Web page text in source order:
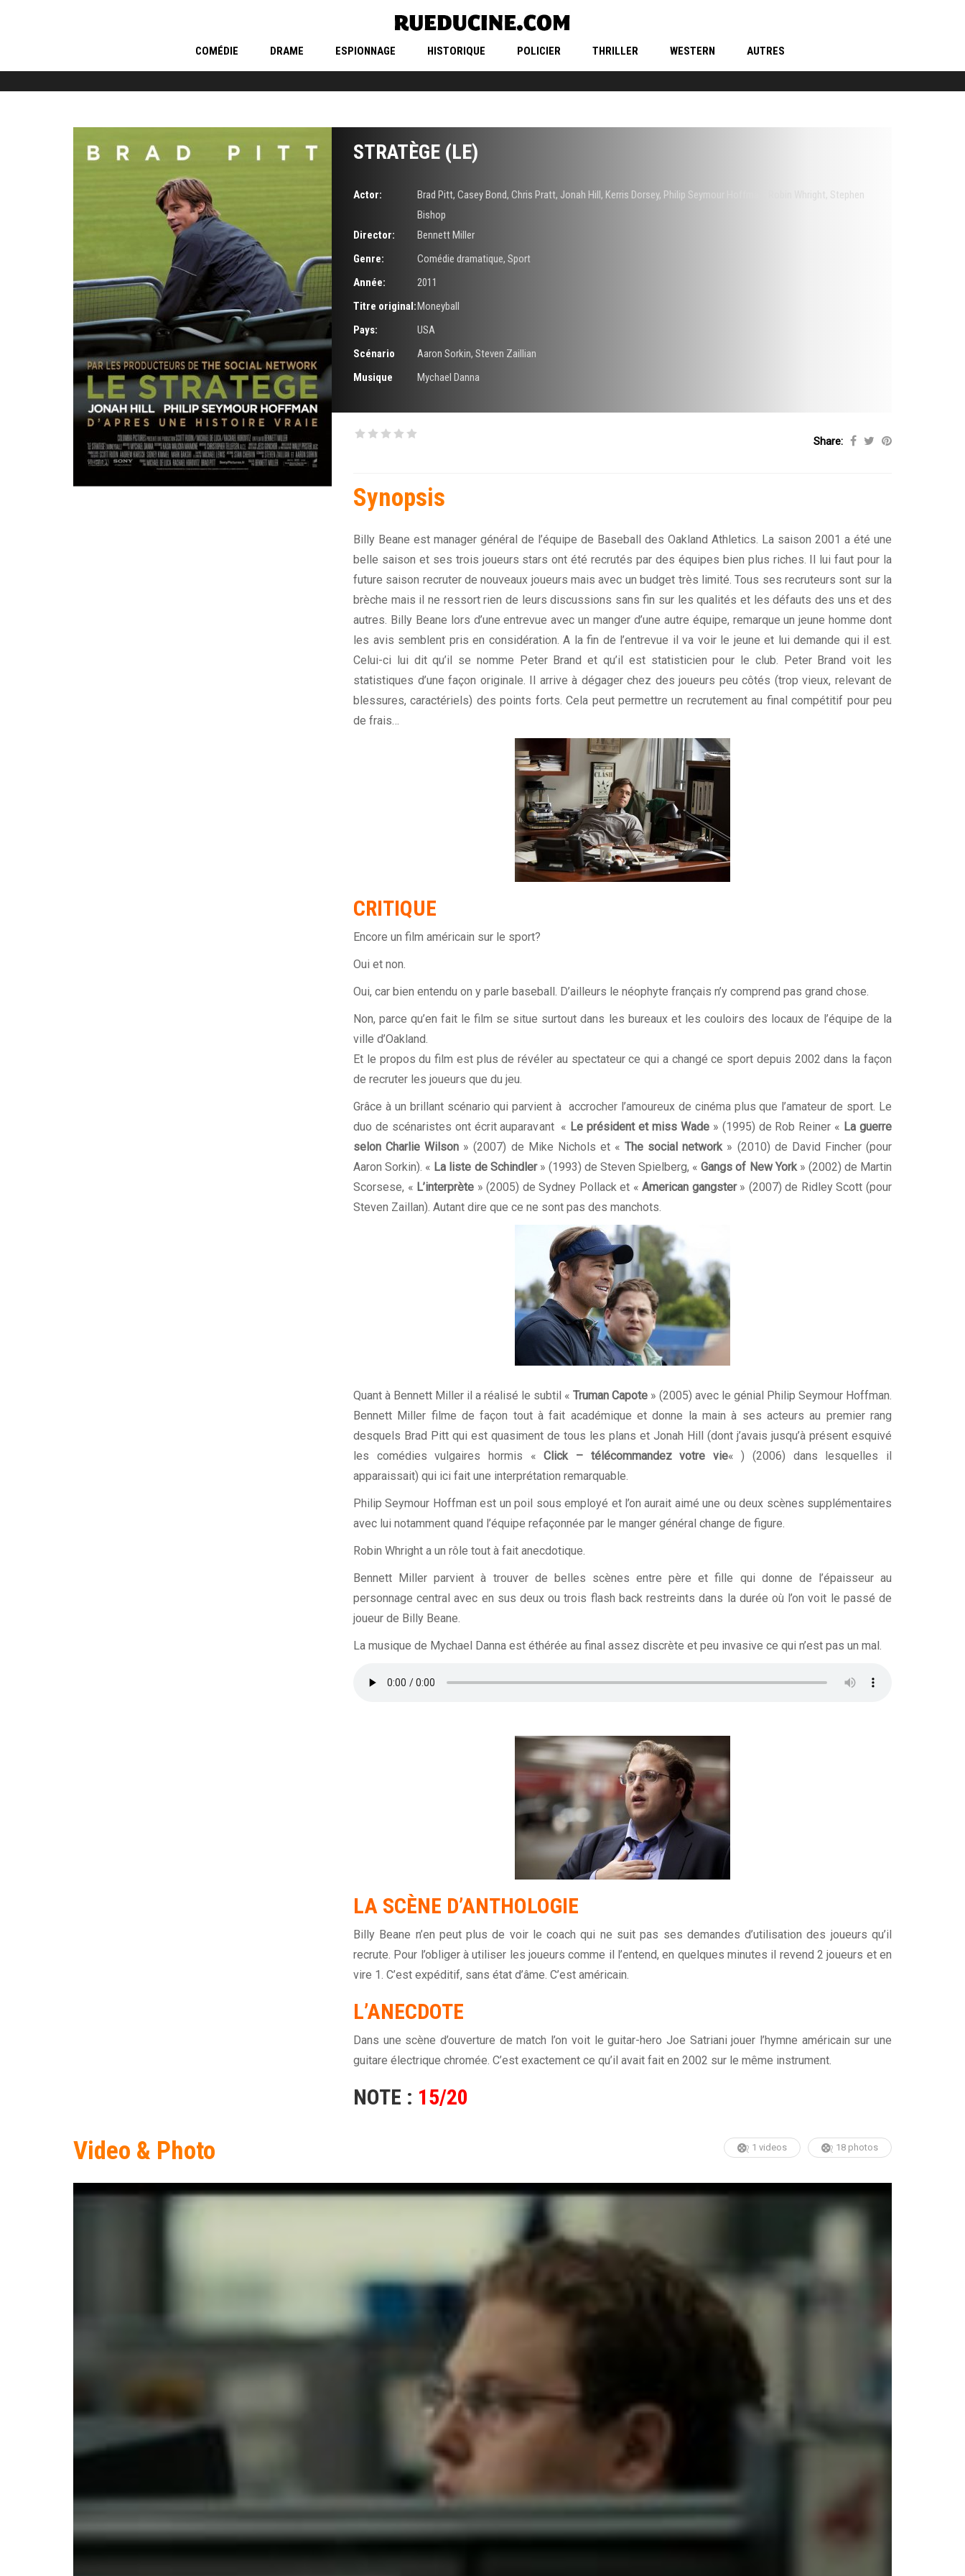
COMÉDIE DRAME ESPIONNAGE HISTORIQUE POLICIER THRILLER WESTERN AUTRES
STRATÈGE (LE)
Actor: Brad Pitt, Casey Bond, Chris Pratt, Jonah Hill, Kerris Dorsey, Philip Seymour Hoffman Robin Whright, Stephen
Bishop
Director:
Bennett Miller
Genre:
Comédie dramatique, Sport
Année:
2011
Titre original:Moneyball
Pays:
USA
Scénario
Aaron Sorkin, Steven Zaillian
Musique
Mychael Danna
Share:
Synopsis
Billy Beane est manager général de l’équipe de Baseball des Oakland Athletics. La saison 2001 a été une
belle saison et ses trois joueurs stars ont été recrutés par des équipes bien plus riches. Il lui faut pour la
future saison recruter de nouveaux joueurs mais avec un budget très limité. Tous ses recruteurs sont sur la
brèche mais il ne ressort rien de leurs discussions sans fin sur les qualités et les défauts des uns et des
autres. Billy Beane lors d’une entrevue avec un manger d’une autre équipe, remarque un jeune homme dont
les avis semblent pris en considération. A la fin de l’entrevue il va voir le jeune et lui demande qui il est.
Celui-ci lui dit qu’il se nomme Peter Brand et qu’il est statisticien pour le club. Peter Brand voit les
statistiques d’une façon originale. Il arrive à dégager chez des joueurs peu côtés (trop vieux, relevant de
blessures, caractériels) des points forts. Cela peut permettre un recrutement au final compétitif pour peu
de frais…
CRITIQUE
Encore un film américain sur le sport?
Oui et non.
Oui, car bien entendu on y parle baseball. D’ailleurs le néophyte français n’y comprend pas grand chose.
Non, parce qu’en fait le film se situe surtout dans les bureaux et les couloirs des locaux de l’équipe de la
ville d’Oakland.
Et le propos du film est plus de révéler au spectateur ce qui a changé ce sport depuis 2002 dans la façon
de recruter les joueurs que du jeu.
Grâce à un brillant scénario qui parvient à accrocher l’amoureux de cinéma plus que l’amateur de sport. Le
duo de scénaristes ont écrit auparavant « Le président et miss Wade» (1995) de Rob Reiner « La guerre
selon Charlie Wilson » (2007) de Mike Nichols et «The social network» (2010) de David Fincher (pour
Aaron Sorkin). « La liste de Schindler» (1993) de Steven Spielberg, «Gangs of New York» (2002) de Martin
Scorsese, « L’interprète » (2005) de Sydney Pollack et «American gangster» (2007) de Ridley Scott (pour
Steven Zaillan). Autant dire que ce ne sont pas des manchots.
Quant à Bennett Miller il a réalisé le subtil « Truman Capote » (2005) avec le génial Philip Seymour Hoffman.
Bennett Miller filme de façon tout à fait académique et donne la main à ses acteurs au premier rang
desquels Brad Pitt qui est quasiment de tous les plans et Jonah Hill (dont j’avais jusqu’à présent esquivé
les comédies vulgaires hormis «Click – télécommandez votre vie« ) (2006) dans lesquelles il
apparaissait) qui ici fait une interprétation remarquable.
Philip Seymour Hoffman est un poil sous employé et l’on aurait aimé une ou deux scènes supplémentaires
avec lui notamment quand l’équipe refaçonnée par le manger général change de figure.
Robin Whright a un rôle tout à fait anecdotique.
Bennett Miller parvient à trouver de belles scènes entre père et fille qui donne de l’épaisseur au
personnage central avec en sus deux ou trois flash back restreints dans la durée où l’on voit le passé de
joueur de Billy Beane.
La musique de Mychael Danna est éthérée au final assez discrète et peu invasive ce qui n’est pas un mal.
LA SCÈNE D’ANTHOLOGIE
Billy Beane n’en peut plus de voir le coach qui ne suit pas ses demandes d’utilisation des joueurs qu’il
recrute. Pour l’obliger à utiliser les joueurs comme il l’entend, en quelques minutes il revend 2 joueurs et en
vire 1. C’est expéditif, sans état d’âme. C’est américain.
L’ANECDOTE
Dans une scène d’ouverture de match l’on voit le guitar-hero Joe Satriani jouer l’hymne américain sur une
guitare électrique chromée. C’est exactement ce qu’il avait fait en 2002 sur le même instrument.
NOTE : 15/20
Video & Photo 1 videos 18 photos